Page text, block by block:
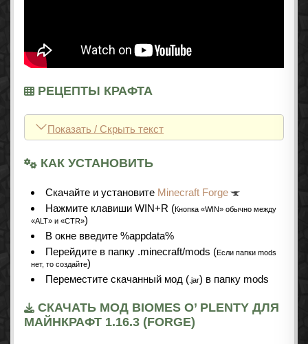
РЕЦЕПТЫ КРАФТА
Показать / Скрыть текст
КАК УСТАНОВИТЬ
Cкачайте и установите Minecraft Forge
Нажмите клавиши WIN+R (Кнопка «WIN» обычно между
«ALT» и «CTR»)
В окне введите %appdata%
Перейдите в папку .minecraft/mods (Если папки mods
нет, то создайте)
Переместите скачанный мод ( .jar) в папку mods
СКАЧАТЬ МОД BIOMES O’ PLENTY ДЛЯ
МАЙНКРАФТ 1.16.3 (FORGE)